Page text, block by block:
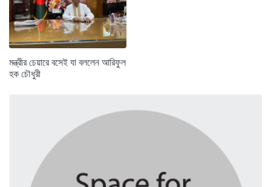
মন্ত্রীর চেয়ারে বসেই যা বললেন আরিফুল
হক চৌধুরী